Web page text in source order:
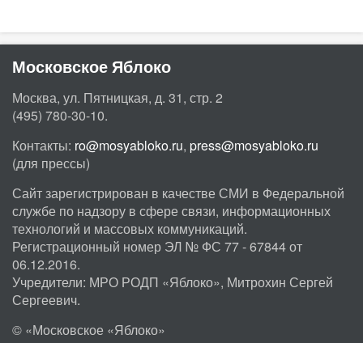
Московское Яблоко
Москва, ул. Пятницкая, д. 31, стр. 2
(495) 780-30-10.
Контакты: ro@mosyabloko.ru, press@mosyabloko.ru
(для прессы)
Сайт зарегистрирован в качестве СМИ в Федеральной
службе по надзору в сфере связи, информационных
технологий и массовых коммуникаций.
Регистрационный номер ЭЛ № ФС 77 - 67844 от
06.12.2016.
Учредители: МРО РОДП «Яблоко», Митрохин Сергей
Сергеевич.
© «Московское «Яблоко»